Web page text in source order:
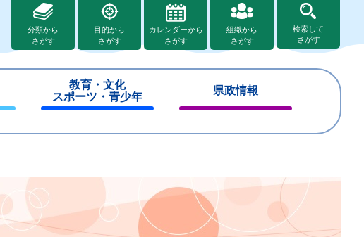
分類から
さがす
目的から
さがす
カレンダーから
さがす
組織から
さがす
検索して
さがす
教育・文化
スポーツ・青少年
じ
県政情報
じ